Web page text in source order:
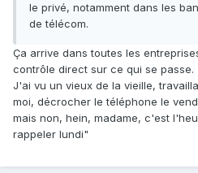
le privé, notamment dans les
de télécom.
Ça arrive dans toutes les
contrôle direct sur ce qui se passe.
J'ai vu un vieux de la vieille,
moi, décrocher le téléphone le
mais non, hein, madame, c'est
rappeler lundi"